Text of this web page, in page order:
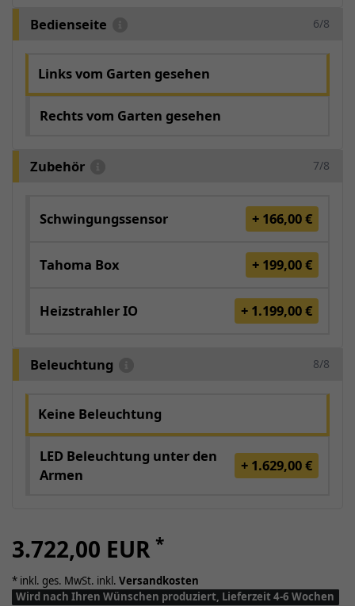
Bedienseite 6/8
Links vom Garten gesehen
Rechts vom Garten gesehen
Zubehör 7/8
Schwingungssensor + 166,00 €
Tahoma Box + 199,00 €
Heizstrahler IO + 1.199,00 €
Beleuchtung 8/8
Keine Beleuchtung
LED Beleuchtung unter den
Armen
+ 1.629,00 €
3.722,00 EUR *
* inkl. ges. MwSt. inkl. Versandkosten
Wird nach Ihren Wünschen produziert, Lieferzeit 4-6 Wochen